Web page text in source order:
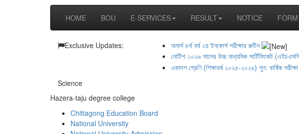
Toggle
navigation
HOME BOU E-SERVICES RESULT NOTICE
Exclusive Updates:
অনার্স ৪র্থ বর্ষ ২য় ইনকোর্স পরীক্ষার রুটিন
নোটিশ ২০২৬ সালের উচ্চ মাধ্যমিক সার্টিফিকেট
একাদশ শ্রেণি (শিক্ষাবর্ষ ২০২৫-২০২৬) পুন: বার্ষিক
Science
Hazera-taju degree college
Chittagong Education Board
National University